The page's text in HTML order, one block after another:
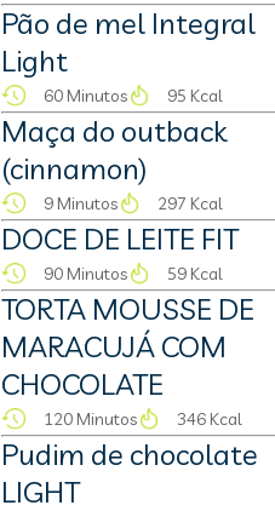
Pão de mel Integral
Light
60 Minutos 95 Kcal
Maça do outback
(cinnamon)
9 Minutos 297 Kcal
DOCE DE LEITE FIT
90 Minutos 59 Kcal
TORTA MOUSSE DE
MARACUJÁ COM
CHOCOLATE
120 Minutos 346 Kcal
Pudim de chocolate
LIGHT